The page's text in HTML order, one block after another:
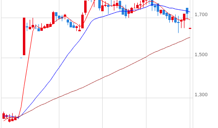
1,300
1,500
1,700